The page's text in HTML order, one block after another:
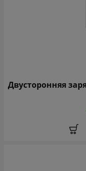
Двусторонняя